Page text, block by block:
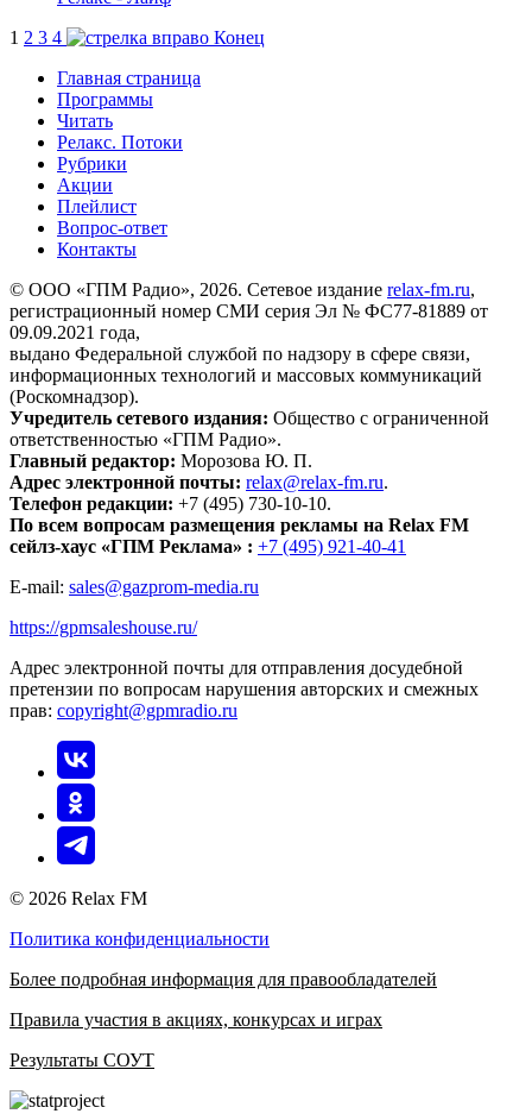
1 2 3 4
Конец
Главная страница
Программы
Читать
Релакс. Потоки
Рубрики
Акции
Плейлист
Вопрос-ответ
Контакты
© ООО «ГПМ Радио», 2026. Сетевое издание relax-fm.ru,
регистрационный номер СМИ серия Эл № ФС77-81889 от
09.09.2021 года,
выдано Федеральной службой по надзору в сфере связи,
информационных технологий и массовых коммуникаций
(Роскомнадзор).
Учредитель сетевого издания: Общество с ограниченной
ответственностью «ГПМ Радио».
Главный редактор: Морозова Ю. П.
Адрес электронной почты: relax@relax-fm.ru.
Телефон редакции: +7 (495) 730-10-10.
По всем вопросам размещения рекламы на Relax FM
сейлз-хаус «ГПМ Реклама» : +7 (495) 921-40-41
E-mail: sales@gazprom-media.ru
https://gpmsaleshouse.ru/
Адрес электронной почты для отправления досудебной
претензии по вопросам нарушения авторских и смежных
прав: copyright@gpmradio.ru
© 2026 Relax FM
Политика конфиденциальности
Более подробная информация для правообладателей
Правила участия в акциях, конкурсах и играх
Результаты СОУТ